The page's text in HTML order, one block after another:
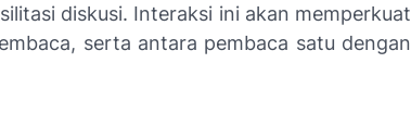
diskusi. Interaksi ini akan memperkuat
serta antara pembaca satu dengan